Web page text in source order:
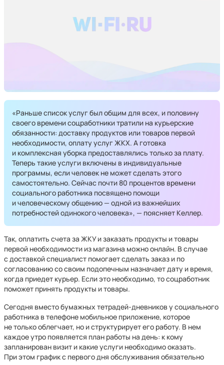
«Раньше список услуг был общим для всех, и половину
своего времени соцработники тратили на курьерские
обязанности: доставку продуктов или товаров первой
необходимости, оплату услуг ЖКХ. А готовка
и комплексная уборка предоставлялись только за плату.
Теперь такие услуги включены в индивидуальные
программы, если человек не может сделать этого
самостоятельно. Сейчас почти 80 процентов времени
социального работника посвящено помощи
и человеческому общению — одной из важнейших
потребностей одинокого человека», — поясняет Келлер.
Так, оплатить счета за ЖКУ и заказать продукты и товары
первой необходимости из магазина можно онлайн. В случае
с доставкой специалист помогает сделать заказ и по
согласованию со своим подопечным назначает дату и время,
когда приедет курьер. Если это необходимо, то соцработник
поможет принять продукты и товары.
Сегодня вместо бумажных тетрадей-дневников у социального
работника в телефоне мобильное приложение, которое
не только облегчает, но и структурирует его работу. В нем
каждое утро появляется план работы на день: к кому
запланирован визит и какие услуги необходимо оказать.
При этом график с первого дня обслуживания обязательно